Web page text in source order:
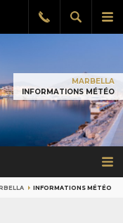
le
Afficher
la
Rappel
gratuit
MARBELLA
INFORMATIONS MÉTÉO
INFORMATIONS MÉTÉO